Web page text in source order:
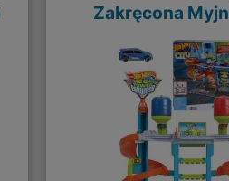
Zakręcona